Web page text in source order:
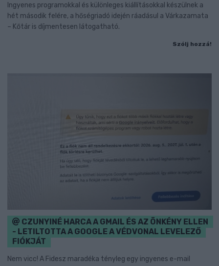
Ingyenes programokkal és különleges kiállításokkal készülnek a
hét második felére, a hőségriadó idején ráadásul a Várkazamata
– Kőtár is díjmentesen látogatható.
Szólj hozzá!
CZUNYINÉ HARCA A GMAIL ÉS AZ ÖNKÉNY ELLEN
- LETILTOTTA A GOOGLE A VÉDVONAL LEVELEZŐ
FIÓKJÁT
Nem vicc! A Fidesz maradéka tényleg egy ingyenes e-mail